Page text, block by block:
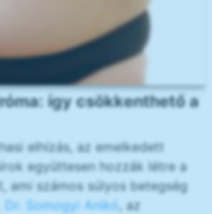
így csökkenthető a
elhízás, az emelkedett
együttesen hozzák létre a
ami számos súlyos betegség
Dr. Somogyi Anikó, az